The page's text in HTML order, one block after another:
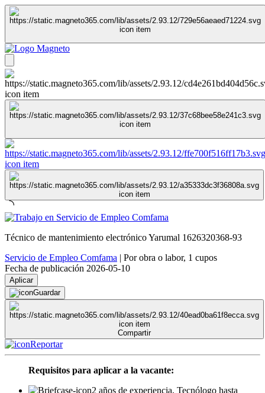
Técnico de mantenimiento electrónico Yarumal 1626320368-93
Servicio de Empleo Comfama | Por obra o labor, 1 cupos
Fecha de publicación 2026-05-10
Aplicar
Guardar
Compartir
Reportar
Requisitos para aplicar a la vacante:
2 años de experiencia, Tecnólogo hasta